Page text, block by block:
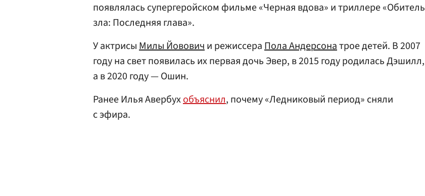
появлялась супергеройском фильме «Черная вдова» и триллере «Обитель
зла: Последняя глава».
У актрисыМилы Йововичи режиссераПола Андерсонатрое детей. В 2007
году на свет появилась их первая дочь Эвер, в 2015 году родилась Дэшилл,
а в 2020 году — Ошин.
Ранее Илья Авербухобъяснил, почему «Ледниковый период» сняли
с эфира.